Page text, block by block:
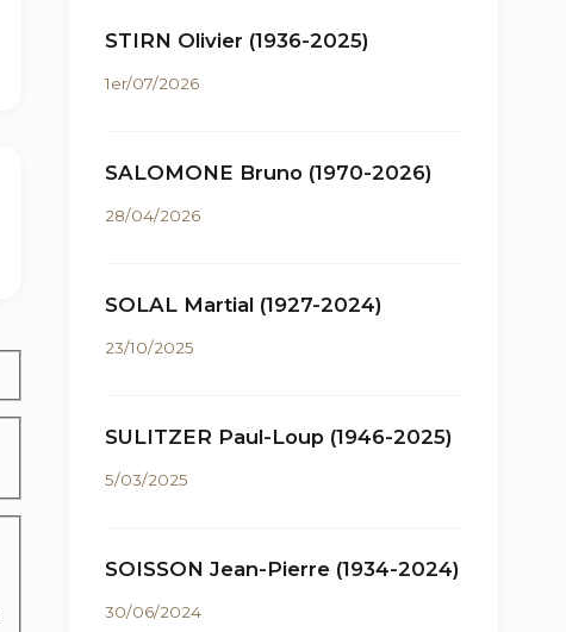
STIRN Olivier (1936-2025)
1er/07/2026
SALOMONE Bruno (1970-2026)
28/04/2026
SOLAL Martial (1927-2024)
23/10/2025
SULITZER Paul-Loup (1946-2025)
5/03/2025
SOISSON Jean-Pierre (1934-2024)
30/06/2024